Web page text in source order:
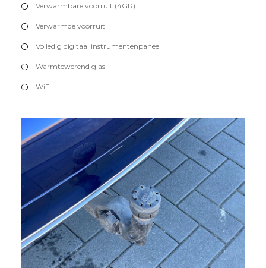
Verwarmbare voorruit (4GR)
Verwarmde voorruit
Volledig digitaal instrumentenpaneel
Warmtewerend glas
WiFi